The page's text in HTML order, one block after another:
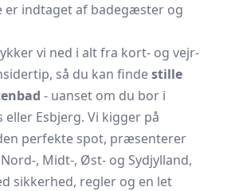
er indtaget af badegæster og
vi ned i alt fra kort- og vejr-
så du kan findestille
- uanset om du bor i
eller Esbjerg. Vi kigger på
perfekte spot, præsenterer
, Midt-, Øst- og Sydjylland,
sikkerhed, regler og en let